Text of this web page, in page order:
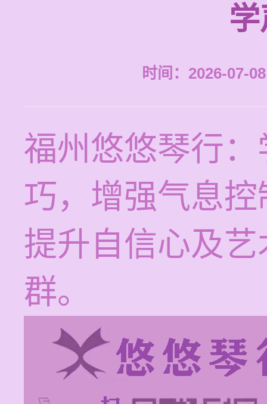
时间：2026-07-
福州悠悠琴行
巧，增强气息
提升自信心及
群。